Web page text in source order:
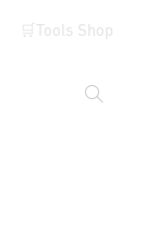
🛒Tools Shop
Suche